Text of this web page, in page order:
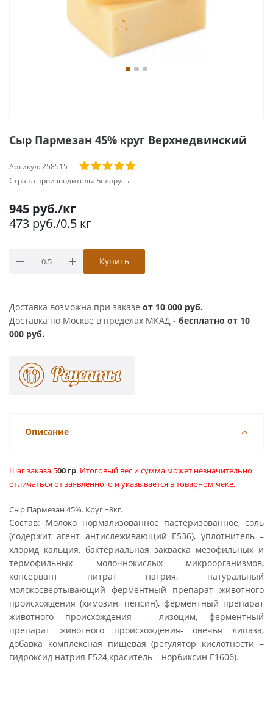
Сыр Пармезан 45% круг Верхнедвинский
Артикул:258515
Страна производитель: Беларусь
945 руб./кг
473 руб./0.5 кг
Купить
Доставка возможна при заказе от 10 000 руб.
Доставка по Москве в пределах МКАД - бесплатно от 10
000 руб.
Описание
Шаг заказа 500 гр. Итоговый вес и сумма может незначительно
отличаться от заявленного и указывается в товарном чеке.
Сыр Пармезан 45%. Круг ~8кг.
Состав: Молоко нормализованное пастеризованное, соль
(содержит агент антислеживающий Е536), уплотнитель –
хлорид кальция, бактериальная закваска мезофильных и
термофильных молочнокислых микроорганизмов,
консервант нитрат натрия, натуральный
молокосвертывающий ферментный препарат животного
происхождения (химозин, пепсин), ферментный препарат
животного происхождения – лизоцим, ферментный
препарат животного происхождения- овечья липаза,
добавка комплексная пищевая (регулятор кислотности –
гидроксид натрия Е524,краситель – норбиксин Е160б).